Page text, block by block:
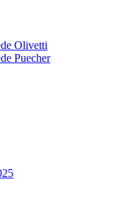
Olivetti
Puecher